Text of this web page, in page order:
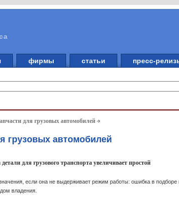
фирмы статьи пресс-
для грузовых автомобилей
грузовых автомобилей
для грузового транспорта увеличивает простой
если она не выдерживает режим работы: ошибка в подборе
владения.